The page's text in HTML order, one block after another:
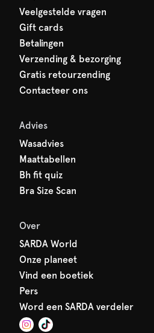
Veelgestelde vragen
Gift cards
Betalingen
Verzending & bezorging
Gratis retourzending
Contacteer ons
Advies
Wasadvies
Maattabellen
Bh fit quiz
Bra Size Scan
Over
SARDA World
Onze planeet
Vind een boetiek
Pers
Word een SARDA verdeler